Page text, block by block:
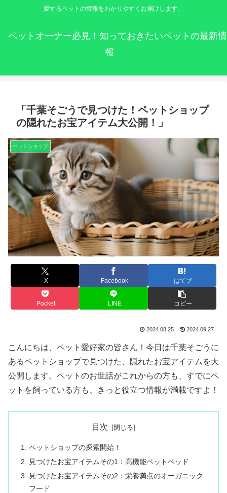
愛するペットの情報をわかりやすくお届けします。
ペットオーナー必見！知っておきたいペットの最新情
報
「千葉そごうで見つけた！ペットショップ
の隠れたお宝アイテム大公開！」
ペットショップ
X Facebook はてブ
Pocket LINE コピー
2024.08.25 2024.09.27
こんにちは、ペット愛好家の皆さん！今日は千葉そごうに
あるペットショップで見つけた、隠れたお宝アイテムを大
公開します。ペットのお世話がこれからの方も、すでにペ
ットを飼っている方も、きっと役立つ情報が満載ですよ！
目次
ペットショップの探索開始！
見つけたお宝アイテムその1：高機能ペットベッド
見つけたお宝アイテムその2：栄養満点のオーガニック
フード